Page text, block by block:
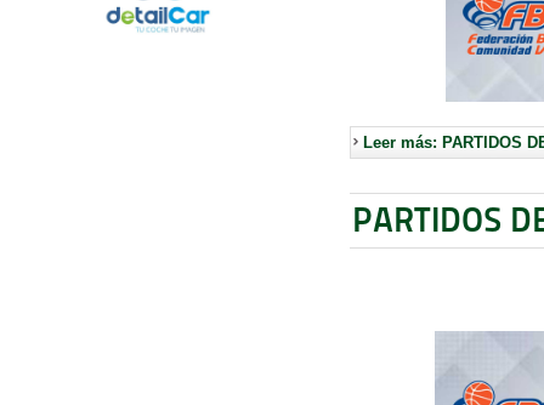
Leer más: PARTIDOS
PARTIDOS